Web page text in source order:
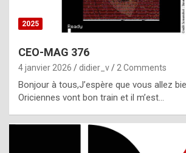
r
p
e
c
i
2025
CEO-MAG 376
4 janvier 2026 didier_v 2 Comments
Bonjour à tous,J’espère que vous allez
Oriciennes vont bon train et il m’est…